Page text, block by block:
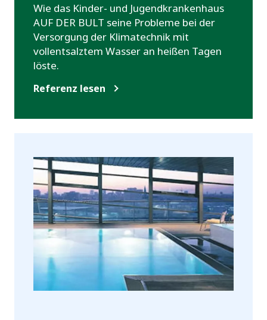
Wie das Kinder- und Jugendkrankenhaus
AUF DER BULT seine Probleme bei der
Versorgung der Klimatechnik mit
vollentsalztem Wasser an heißen Tagen
löste.
Referenz lesen